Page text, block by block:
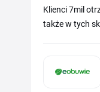
Klienci 7mil
także w tych